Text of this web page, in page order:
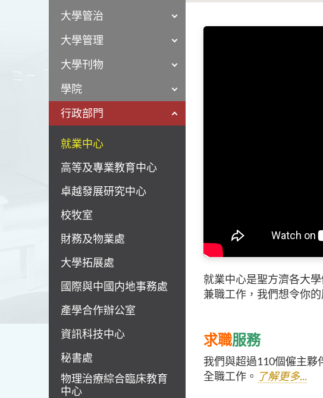
大學管治
大學管理
大學刊物
學院
行政部門
就業中心
高等及專業教育中心
卓越發展研究中心
校牧室
財務及物業處
大學拓展處
國際與中國内地事務處
產學合作辦公室
資訊科技中心
秘書處
物理治療綜合臨床教育
中心
就業中心是聖方濟各大
兼職工作，我們想令你
求職服務
我們與超過110個僱主夥
全職工作。 了解更多...